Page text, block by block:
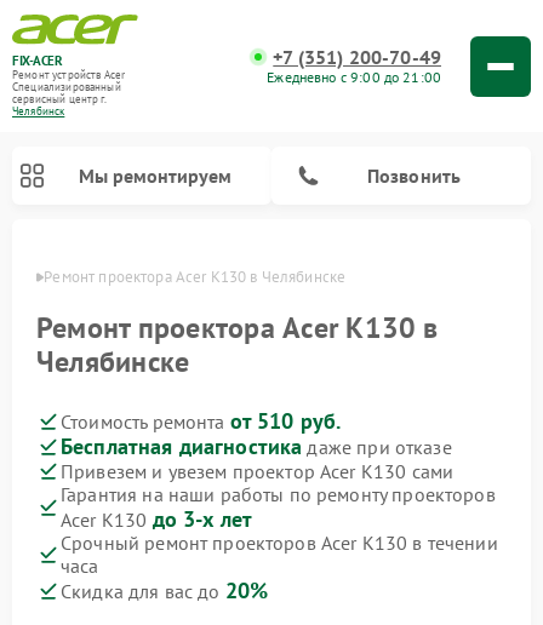
FIX-ACER
Ремонт устройств Acer
Специализированный
cервисный центр г.
Челябинск
+7 (351) 200-70-49
Ежедневно с 9:00 до 21:00
Мы ремонтируем Позвонить
Ремонт проектора Acer K130 в Челябинске
Ремонт проектора Acer K130 в
Челябинске
Стоимость ремонта от 510 руб.
Бесплатная диагностика даже при отказе
Привезем и увезем проектор Acer K130 сами
Гарантия на наши работы по ремонту проекторов
Acer K130 до 3-х лет
Срочный ремонт проекторов Acer K130 в течении
часа
Скидка для вас до 20%